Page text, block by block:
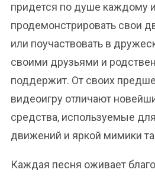
придется по душе каждому
продемонстрировать свои
или поучаствовать в
своими друзьями и
поддержит. От своих
видеоигру отличают
средства, используемые
движений и яркой мимики
Каждая песня оживает